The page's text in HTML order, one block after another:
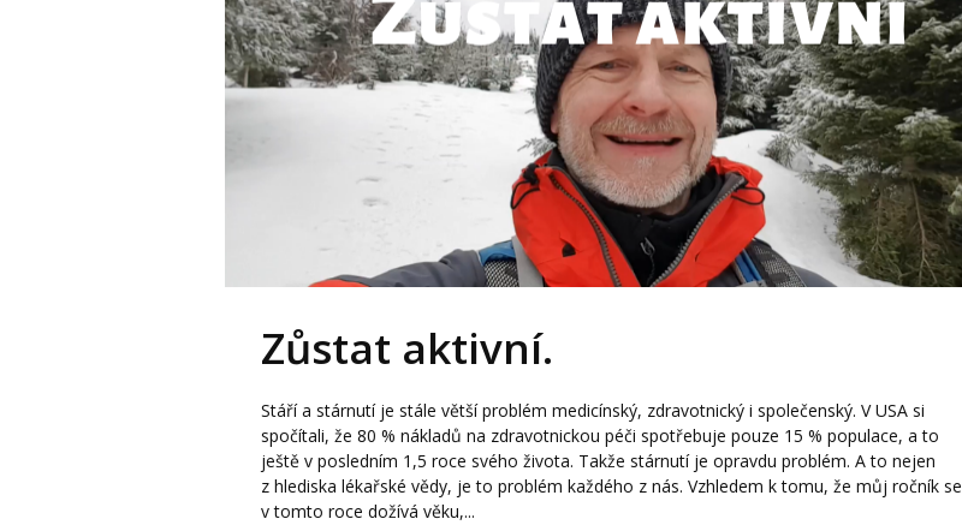
Zůstat aktivní.
Stáří a stárnutí je stále větší problém medicínský, zdravotnický i společenský. V USA si
spočítali, že 80 % nákladů na zdravotnickou péči spotřebuje pouze 15 % populace, a to
ještě v posledním 1,5 roce svého života. Takže stárnutí je opravdu problém. A to nejen
z hlediska lékařské vědy, je to problém každého z nás. Vzhledem k tomu, že můj ročník se
v tomto roce dožívá věku,...